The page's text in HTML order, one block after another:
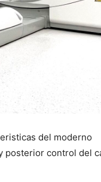
del moderno
posterior control del